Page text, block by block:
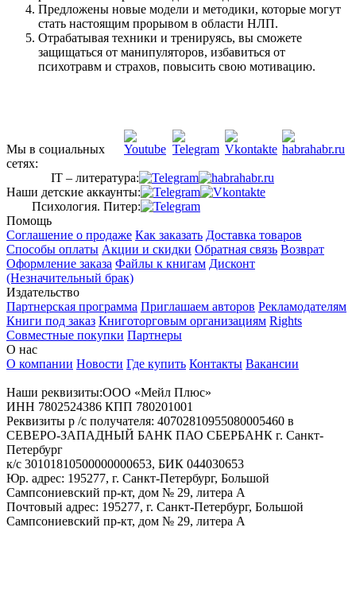
Предложены новые модели и методики, которые могут
стать настоящим прорывом в области НЛП.
Отрабатывая техники и тренируясь, вы сможете
защищаться от манипуляторов, избавиться от
психотравм и страхов, повысить свою мотивацию.
Мы в социальных
сетях:
IT – литература:
Наши детские аккаунты:
Психология. Питер:
Помощь
Соглашение о продаже Как заказать Доставка товаров
Способы оплаты Акции и скидки Обратная связь Возврат
Оформление заказа Файлы к книгам Дисконт
(Незначительный брак)
Издательство
Партнерская программа Приглашаем авторов Рекламодателям
Книги под заказ Книготорговым организациям Rights
Совместные покупки Партнеры
О нас
О компании Новости Где купить Контакты Вакансии
Наши реквизиты:ООО «Мейл Плюс»
ИНН 7802524386 КПП 780201001
Реквизиты р /с получателя: 40702810955080005460 в
СЕВЕРО-ЗАПАДНЫЙ БАНК ПАО СБЕРБАНК г. Санкт-
Петербург
к/с 30101810500000000653, БИК 044030653
Юр. адрес: 195277, г. Санкт-Петербург, Большой
Сампсониевский пр-кт, дом № 29, литера А
Почтовый адрес: 195277, г. Санкт-Петербург, Большой
Сампсониевский пр-кт, дом № 29, литера А